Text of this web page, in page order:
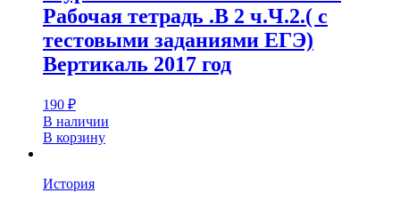
Рабочая тетрадь .В 2 ч.Ч.2.( с
тестовыми заданиями ЕГЭ)
Вертикаль 2017 год
190 ₽
В наличии
В корзину
История